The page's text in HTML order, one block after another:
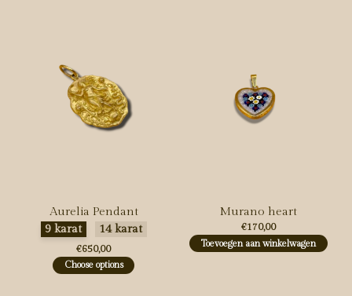
Aurelia Pendant
Maak een keuze:
9 karat 14 karat
€650,00
Choose options
Murano heart
€170,00
Toevoegen aan winkelwagen